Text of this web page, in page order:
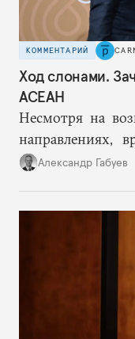
КОММЕНТАРИЙ
Ход слонами.
АСЕАН
Несмотря на
направлениях,
АСЕАН вряд ли
Александр Габуев